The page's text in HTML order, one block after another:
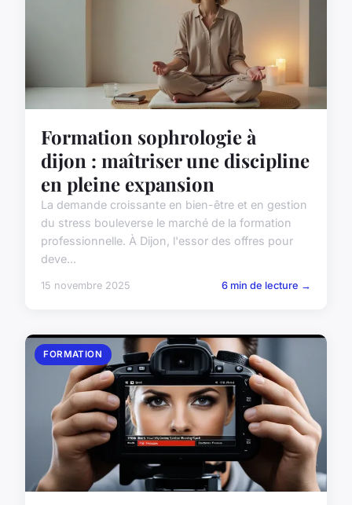
Formation sophrologie à
dijon : maîtriser une discipline
en pleine expansion
La demande croissante en bien-être et en gestion
du stress bouleverse le marché de la formation
professionnelle. À Dijon, l'essor des offres pour
deve...
15 novembre 2025 6 min de lecture →
FORMATION